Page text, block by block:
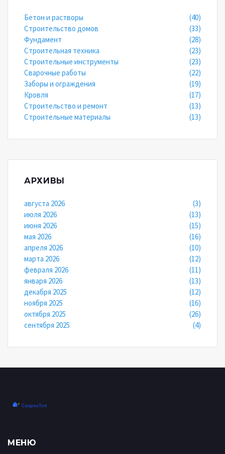
Бетон и растворы
(40)
Строительство домов
(33)
Фундамент
(28)
Строительная техника
(23)
Строительные инструменты
(23)
Сварочные работы
(22)
Заборы и ограждения
(19)
Кровля
(17)
Строительство и ремонт
(13)
Строительные материалы
(13)
АРХИВЫ
августа 2026
(3)
июля 2026
(13)
июня 2026
(15)
мая 2026
(16)
апреля 2026
(10)
марта 2026
(12)
февраля 2026
(11)
января 2026
(13)
декабря 2025
(12)
ноября 2025
(16)
октября 2025
(26)
сентября 2025
(4)
МЕНЮ